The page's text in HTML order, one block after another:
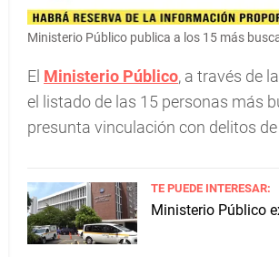
Ministerio Público publica a los 15 más
El Ministerio Público, a través de
el listado de las 15 personas más
presunta vinculación con delitos
TE PUEDE INTERESAR:
Ministerio Público